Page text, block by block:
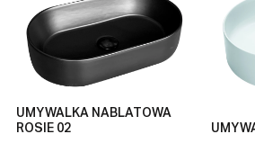
UMYWALKA NABLATOWA
ROSIE 02